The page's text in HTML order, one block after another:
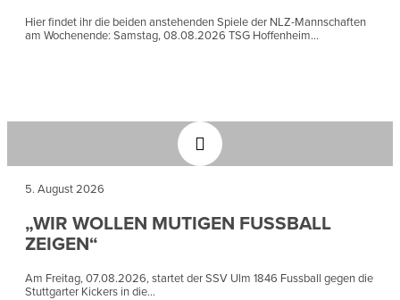
Hier findet ihr die beiden anstehenden Spiele der NLZ-Mannschaften
am Wochenende: Samstag, 08.08.2026 TSG Hoffenheim...
5. August 2026
„WIR WOLLEN MUTIGEN FUSSBALL Z
EIGEN“
Am Freitag, 07.08.2026, startet der SSV Ulm 1846 Fussball gegen die
Stuttgarter Kickers in die...